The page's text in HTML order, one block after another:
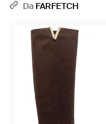
Da FARFETCH